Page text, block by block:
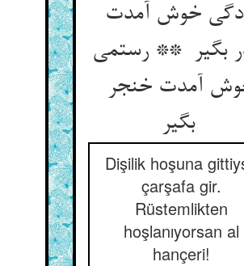
خوش آمدت
بگیر ** رستمی
آمدت خنجر
بگیر
Dişilik hoşuna
çarşafa gir.
Rüstemlikten
hoşlanıyorsan al
hançeri!